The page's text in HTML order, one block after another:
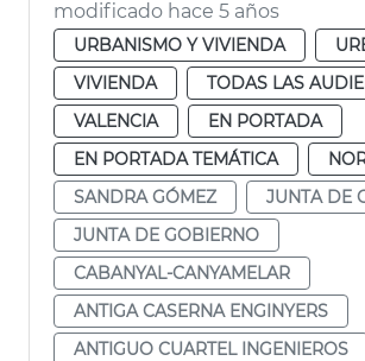
modificado hace 5 años
URBANISMO Y VIVIENDA
VIVIENDA
TODAS LAS
VALENCIA
EN PORTADA
EN PORTADA TEMÁTICA
SANDRA GÓMEZ
JUNTA DE
JUNTA DE GOBIERNO
CABANYAL-CANYAMELAR
ANTIGA CASERNA ENGINYERS
ANTIGUO CUARTEL INGENIEROS